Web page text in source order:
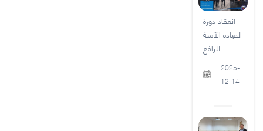
انعقاد دورة
القيادة الآمنة
للرافع
2025-
12-14